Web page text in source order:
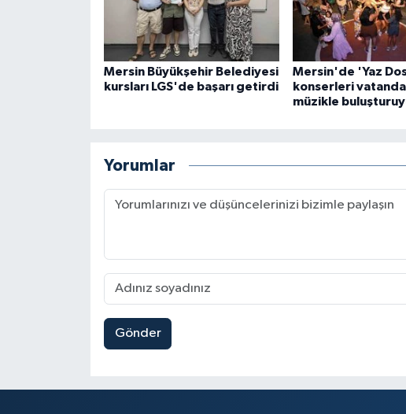
Mersin Büyükşehir Belediyesi
kursları LGS'de başarı getirdi
Mersin'de 'Yaz
konserleri
müzikle
Yorumlar
Gönder